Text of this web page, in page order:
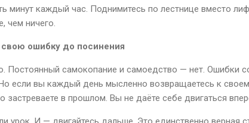
минут каждый час. Поднимитесь по лестнице вместо
чем ничего.
ошибку до посинения
Постоянный самокопание и самоедство — нет. Ошибки
если вы каждый день мысленно возвращаетесь к
в прошлом. Вы не даёте себе двигаться